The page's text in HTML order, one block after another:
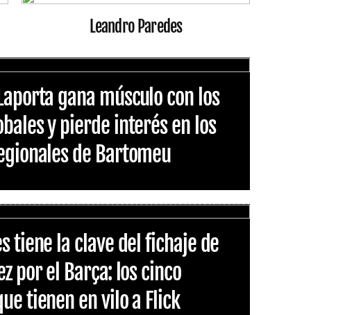
Leandro Paredes
gana músculo con los
y pierde interés en los
de Bartomeu
tiene la clave del fichaje de
por el Barça: los cinco
tienen en vilo a Flick